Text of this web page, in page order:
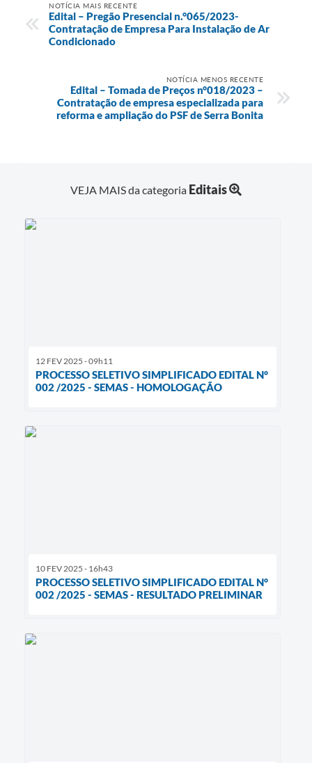
NOTÍCIA MAIS RECENTE
Edital – Pregão Presencial n.°065/2023-
Contratação de Empresa Para Instalação de Ar
Condicionado
NOTÍCIA MENOS RECENTE
Edital – Tomada de Preços n°018/2023 –
Contratação de empresa especializada para
reforma e ampliação do PSF de Serra Bonita
VEJA MAIS da categoria Editais
12 FEV 2025 - 09h11
PROCESSO SELETIVO SIMPLIFICADO EDITAL N°
002 /2025 - SEMAS - HOMOLOGAÇÃO
10 FEV 2025 - 16h43
PROCESSO SELETIVO SIMPLIFICADO EDITAL N°
002 /2025 - SEMAS - RESULTADO PRELIMINAR